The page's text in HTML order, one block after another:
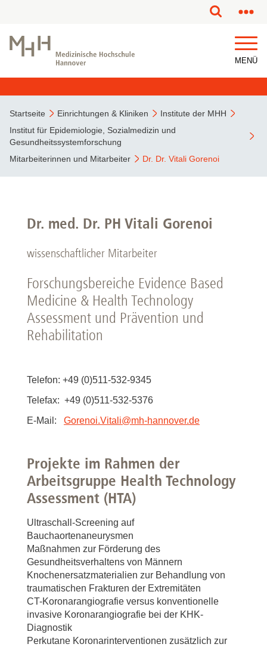
MENÜ
Startseite Einrichtungen & Kliniken
Institute der MHH
Institut für Epidemiologie, Sozialmedizin und
Gesundheitssystemforschung
Mitarbeiterinnen und Mitarbeiter
Dr. Dr. Vitali Gorenoi
Dr. med. Dr. PH Vitali Gorenoi
wissenschaftlicher Mitarbeiter
Forschungsbereiche Evidence Based
Medicine & Health Technology
Assessment und Prävention und
Rehabilitation
Telefon: +49 (0)511-532-9345
Telefax: +49 (0)511-532-5376
E-Mail: Gorenoi.Vitali@mh-hannover.de
Projekte im Rahmen der
Arbeitsgruppe Health Technology
Assessment (HTA)
Ultraschall-Screening auf
Bauchaortenaneurysmen
Maßnahmen zur Förderung des
Gesundheitsverhaltens von Männern
Knochenersatzmaterialien zur Behandlung von
traumatischen Frakturen der Extremitäten
CT-Koronarangiografie versus konventionelle
invasive Koronarangiografie bei der KHK-
Diagnostik
Perkutane Koronarinterventionen zusätzlich zur